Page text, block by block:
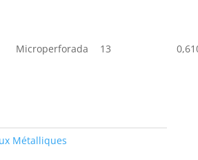
Microperforada 13
Métalliques